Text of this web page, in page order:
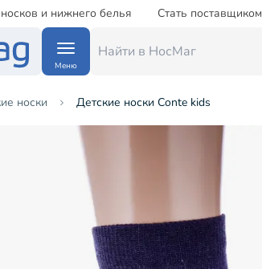
и нижнего белья Стать поставщиком
Меню
носки Детские носки Conte kids